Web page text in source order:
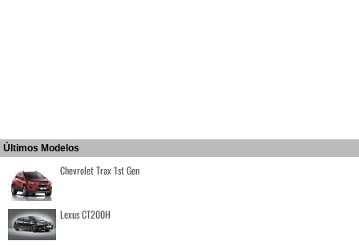
Últimos Modelos
Chevrolet Trax 1st Gen
Lexus CT200H